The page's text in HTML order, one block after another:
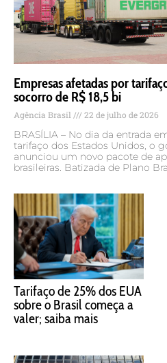
Empresas afetadas por
socorro de R$ 18,5 bi
Agência Brasil 22 de julho de 2026
BRASÍLIA – No dia da entrada
tarifaço dos Estados Unidos, o
anunciou um novo pacote de
brasileiras. Batizada de Plano
Tarifaço de 25% dos EUA
sobre o Brasil começa a
valer; saiba mais